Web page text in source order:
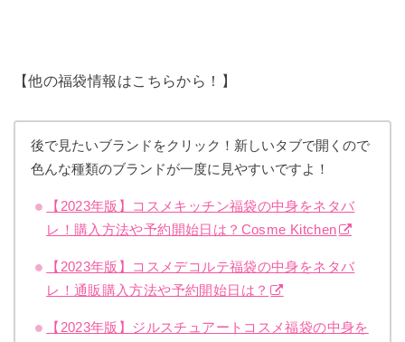
【他の福袋情報はこちらから！】
後で見たいブランドをクリック！新しいタブで開くので
色んな種類のブランドが一度に見やすいですよ！
【2023年版】コスメキッチン福袋の中身をネタバ
レ！購入方法や予約開始日は？Cosme Kitchen
【2023年版】コスメデコルテ福袋の中身をネタバ
レ！通販購入方法や予約開始日は？
【2023年版】ジルスチュアートコスメ福袋の中身を